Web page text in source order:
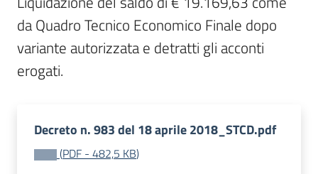
da Quadro Tecnico Economico Finale dopo
variante autorizzata e detratti gli acconti
erogati.
Decreto n. 983 del 18 aprile 2018_STCD.pdf
(PDF - 482,5 KB)